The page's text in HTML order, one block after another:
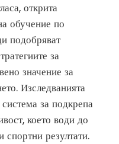
открита
обучение по
подобряват
за
значение за
Изследванията
за подкрепа
което води до
резултати.